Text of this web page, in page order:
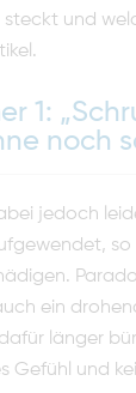
und
1:
noch
jedoch
ein
länger
Gefühl und